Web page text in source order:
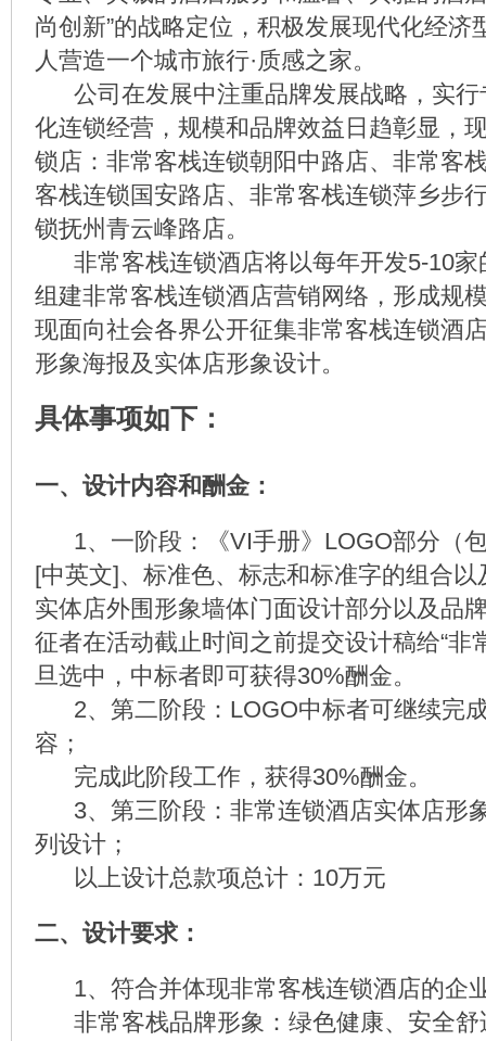
尚创新”的战略定位，积极发展现代化经济
人营造一个城市旅行·质感之家。
公司在发展中注重品牌发展战略，实行
化连锁经营，规模和品牌效益日趋彰显，
锁店：非常客栈连锁朝阳中路店、非常客
客栈连锁国安路店、非常客栈连锁萍乡步
锁抚州青云峰路店。
非常客栈连锁酒店将以每年开发5-10家
组建非常客栈连锁酒店营销网络，形成规
现面向社会各界公开征集非常客栈连锁酒
形象海报及实体店形象设计。
具体事项如下：
一、设计内容和酬金：
1、一阶段：《VI手册》LOGO部分（
[中英文]、标准色、标志和标准字的组合
实体店外围形象墙体门面设计部分以及品
征者在活动截止时间之前提交设计稿给“非
旦选中，中标者即可获得30%酬金。
2、第二阶段：LOGO中标者可继续完
容；
完成此阶段工作，获得30%酬金。
3、第三阶段：非常连锁酒店实体店形
列设计；
以上设计总款项总计：10万元
二、设计要求：
1、符合并体现非常客栈连锁酒店的企
非常客栈品牌形象：绿色健康、安全舒